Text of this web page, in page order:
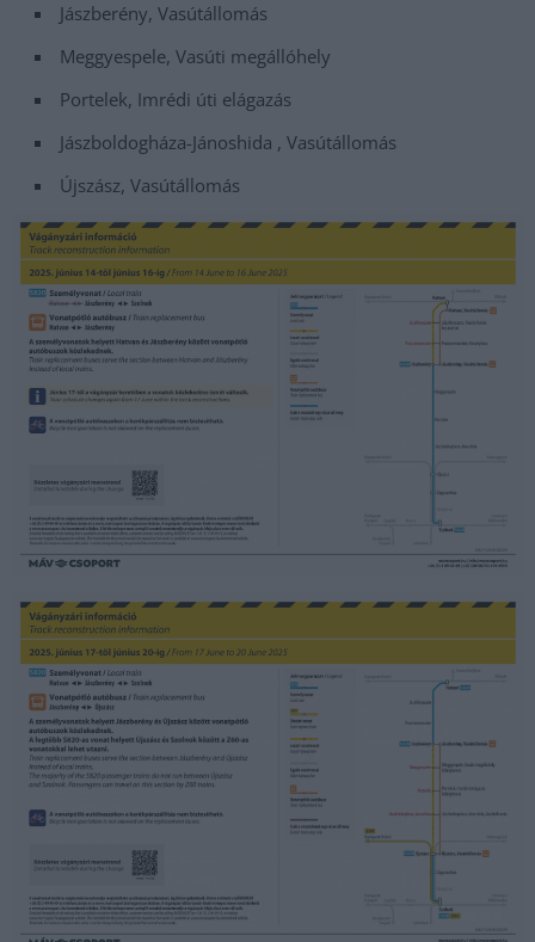
Jászberény, Vasútállomás
Meggyespele, Vasúti megállóhely
Portelek, Imrédi úti elágazás
Jászboldogháza-Jánoshida , Vasútállomás
Újszász, Vasútállomás